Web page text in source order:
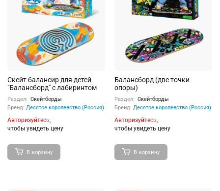
Скейт балансир для детей
"Балансборд" с лабиринтом
Раздел: Скейтборды
Бренд: Десятое королевство (Россия)
Авторизуйтесь,
чтобы увидеть цену
В корзину
Балансборд (две точки
опоры)
Раздел: Скейтборды
Бренд: Десятое королевство (Россия)
Авторизуйтесь,
чтобы увидеть цену
В корзину